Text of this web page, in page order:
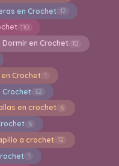
en Crochet 12
110
Dormir en Crochet 10
Crochet 1
Crochet 62
en crochet 6
6
a crochet 12
1